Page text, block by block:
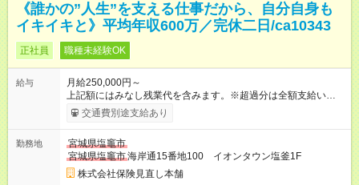
《誰かの”人生”を支える仕事だから、自分自身も
イキイキと》平均年収600万／完休二日/ca10343
正社員 職種未経験OK
給与
月給250,000円～
上記額にはみなし残業代を含みます。※超過分は全額支給いたし
ます。 みなし残業代 50,000円／月 みなし残業時間 30時間／月
＜インセンティブで頑張りを評価！＞ 四半期に1回、実績に応じ
ンセンティブをご用意。実際に、1回のインセンティブで200万
円を手にした先輩もいます！ 【試用期間】試用期間あり 試用期
間の長さ：3ヶ月 雇用形態、給与は本採用時と同じです。
交通費別途支給あり
勤務地
宮城県塩竈市
宮城県塩竈市海岸通15番地100 イオンタウン塩釜1F
株式会社保険見直し本舗